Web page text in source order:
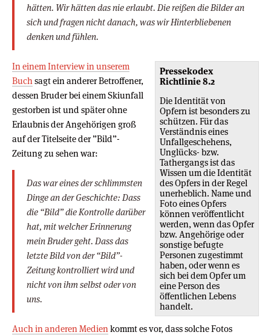
hätten. Wir hätten das nie erlaubt. Die reißen die Bilder an
sich und fragen nicht danach, was wir Hinterbliebenen
denken und fühlen.
Pressekodex
Richtlinie 8.2
Die Identität von
Opfern ist besonders zu
schützen. Für das
Verständnis eines
Unfallgeschehens,
Unglücks- bzw.
Tathergangs ist das
Wissen um die Identität
des Opfers in der Regel
unerheblich. Name und
Foto eines Opfers
können veröffentlicht
werden, wenn das Opfer
bzw. Angehörige oder
sonstige befugte
Personen zugestimmt
haben, oder wenn es
sich bei dem Opfer um
eine Person des
öffentlichen Lebens
handelt.
In einem Interview in unserem
Buch sagt ein anderer Betroffener,
dessen Bruder bei einem Skiunfall
gestorben ist und später ohne
Erlaubnis der Angehörigen groß
auf der Titelseite der ”Bild”-
Zeitung zu sehen war:
Das war eines der schlimmsten
Dinge an der Geschichte: Dass
die “Bild” die Kontrolle darüber
hat, mit welcher Erinnerung
mein Bruder geht. Dass das
letzte Bild von der “Bild”-
Zeitung kontrolliert wird und
nicht von ihm selbst oder von
uns.
Auch in anderen Medien kommt es vor, dass solche Fotos